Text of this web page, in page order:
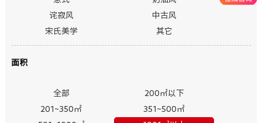
诧寂风
中古风
宋氏美学
其它
面积
全部
200㎡以下
201~350㎡
351~500㎡